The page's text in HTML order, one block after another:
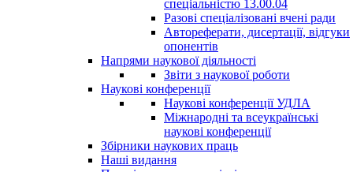
спеціальністю 13.00.04
Разові спеціалізовані вчені ради
Автореферати, дисертації, відгуки
опонентів
Напрями наукової діяльності
Звіти з наукової роботи
Наукові конференції
Наукові конференції УДЛА
Міжнародні та всеукраїнські
наукові конференції
Збірники наукових праць
Наші видання